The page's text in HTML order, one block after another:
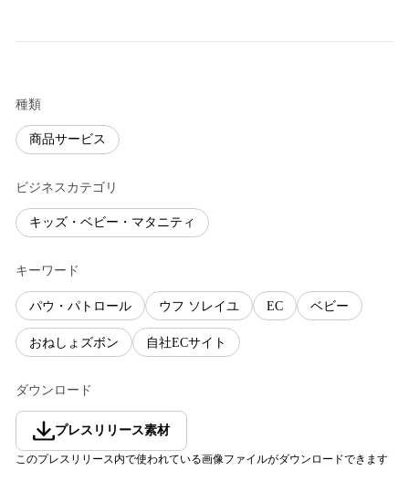
種類
商品サービス
ビジネスカテゴリ
キッズ・ベビー・マタニティ
キーワード
パウ・パトロール ウフ ソレイユ EC ベビー
おねしょズボン 自社ECサイト
ダウンロード
プレスリリース素材
このプレスリリース内で使われている画像ファイルがダウンロードできます